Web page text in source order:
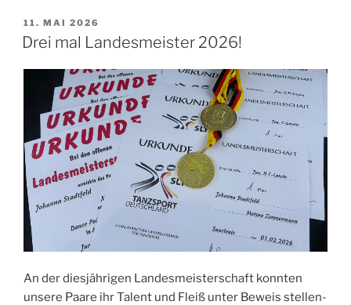
VERÖFFENTLICHT
AM
11. MAI 2026
Drei mal Landesmeister 2026!
An der diesjährigen Landesmeisterschaft konnten
unsere Paare ihr Talent und Fleiß unter Beweis stellen-